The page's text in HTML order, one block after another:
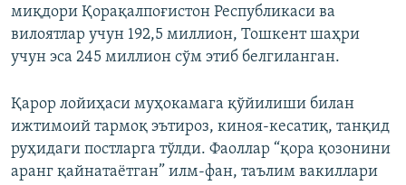
миқдори Қорақалпоғистон Республикаси ва
вилоятлар учун 192,5 миллион, Тошкент шаҳри
учун эса 245 миллион сўм этиб белгиланган.
Қарор лойиҳаси муҳокамага қўйилиши билан
ижтимоий тармоқ эътироз, киноя-кесатиқ, танқид
руҳидаги постларга тўлди. Фаоллар “қора қозонини
аранг қайнатаётган” илм-фан, таълим вакиллари